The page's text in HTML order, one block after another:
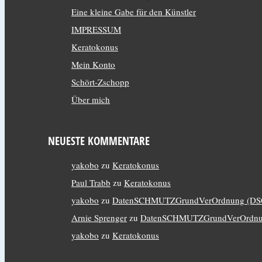
Eine kleine Gabe für den Künstler
IMPRESSUM
Keratokonus
Mein Konto
Schört-Zschopp
Über mich
NEUESTE KOMMENTARE
yakobo zu Keratokonus
Paul Trabb zu Keratokonus
yakobo zu DatenSCHMUTZGrundVerOrdnung
Arnie Sprenger zu
yakobo zu Keratokonus